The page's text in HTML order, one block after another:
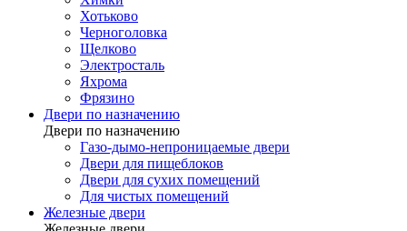
Хотьково
Черноголовка
Щелково
Электросталь
Яхрома
Фрязино
Двери по назначению
Двери по назначению
Газо-дымо-непроницаемые двери
Двери для пищеблоков
Двери для сухих помещений
Для чистых помещений
Железные двери